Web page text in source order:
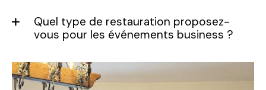
Quel type de restauration proposez-
vous pour les événements business ?